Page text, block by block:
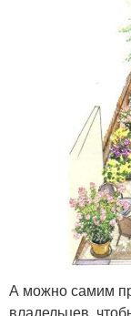
А можно самим